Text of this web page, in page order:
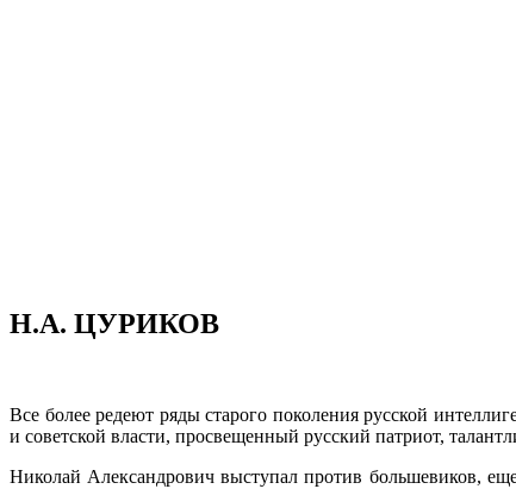
H.А. ЦУРИКОВ
Все более редеют ряды старого поколения русской
и советской власти, просвещенный русский патриот,
Николай Александрович выступал против большевиков,